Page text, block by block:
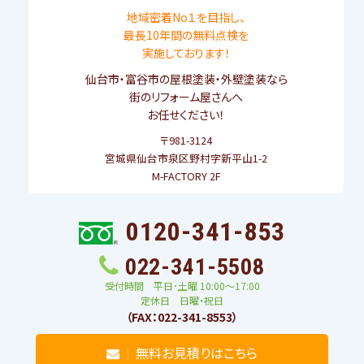
地域密着No１を目指し、
最長10年間の無料点検を
実施しております！
仙台市・富谷市の屋根塗装・外壁塗装なら
街のリフォーム屋さんへ
お任せください！
〒981-3124
宮城県仙台市泉区野村字新平山1-2
M-FACTORY 2F
0120-341-853
022-341-5508
受付時間 平日･土曜 10:00〜17:00
定休日 日曜・祝日
（FAX：022-341-8553）
無料お見積りはこちら